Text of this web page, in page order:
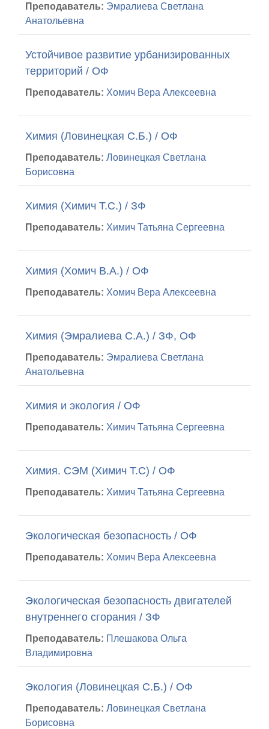
Преподаватель: Эмралиева Светлана
Анатольевна
Устойчивое развитие урбанизированных
территорий / ОФ
Преподаватель: Хомич Вера Алексеевна
Химия (Ловинецкая С.Б.) / ОФ
Преподаватель: Ловинецкая Светлана
Борисовна
Химия (Химич Т.С.) / ЗФ
Преподаватель: Химич Татьяна Сергеевна
Химия (Хомич В.А.) / ОФ
Преподаватель: Хомич Вера Алексеевна
Химия (Эмралиева С.А.) / ЗФ, ОФ
Преподаватель: Эмралиева Светлана
Анатольевна
Химия и экология / ОФ
Преподаватель: Химич Татьяна Сергеевна
Химия. СЭМ (Химич Т.С) / ОФ
Преподаватель: Химич Татьяна Сергеевна
Экологическая безопасность / ОФ
Преподаватель: Хомич Вера Алексеевна
Экологическая безопасность двигателей
внутреннего сгорания / ЗФ
Преподаватель: Плешакова Ольга
Владимировна
Экология (Ловинецкая С.Б.) / ОФ
Преподаватель: Ловинецкая Светлана
Борисовна